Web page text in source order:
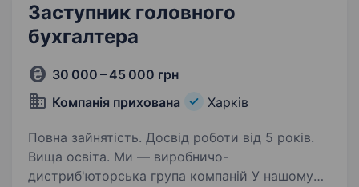
Заступник головного
бухгалтера
30 000 – 45 000 грн
Компанія прихована
Харків
Повна зайнятість. Досвід роботи від 5 років.
Вища освіта. Ми — виробничо-
дистриб'юторська група компаній У нашому